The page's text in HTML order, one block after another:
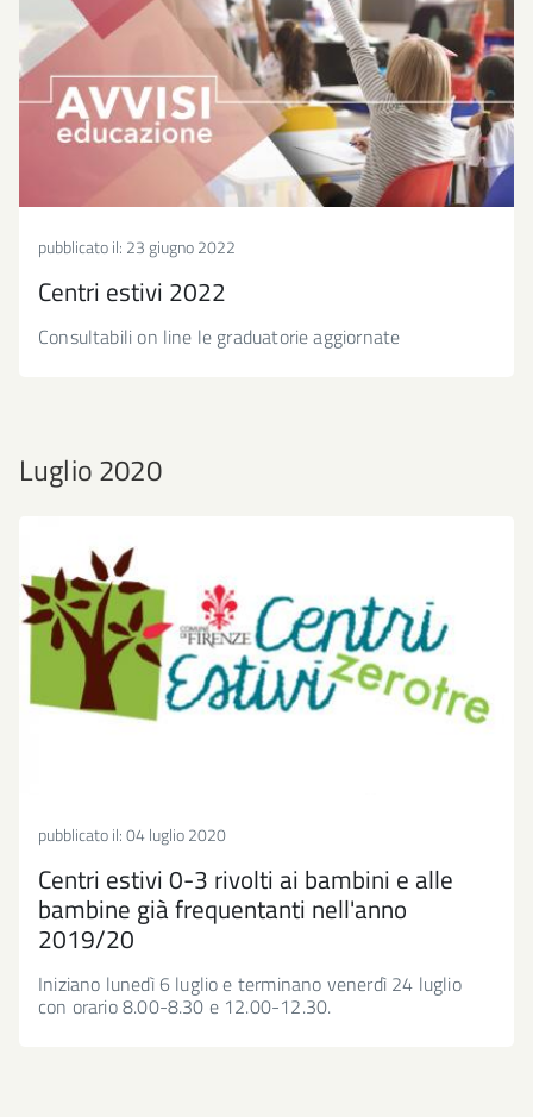
pubblicato il: 23 giugno 2022
Centri estivi 2022
Consultabili on line le graduatorie aggiornate
Luglio 2020
pubblicato il:04 luglio 2020
Centri estivi 0-3 rivolti ai bambini e alle
bambine già frequentanti nell'anno
2019/20
Iniziano lunedì 6 luglio e terminano venerdì 24 luglio
con orario 8.00-8.30 e 12.00-12.30.